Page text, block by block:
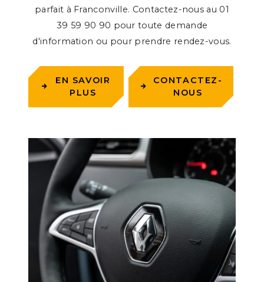
parfait à Franconville. Contactez-nous au 01
39 59 90 90 pour toute demande
d'information ou pour prendre rendez-vous.
EN SAVOIR
PLUS
CONTACTEZ-
NOUS